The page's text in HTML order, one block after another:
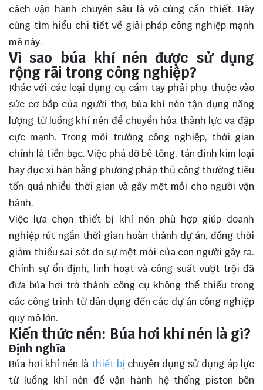
cách vận hành chuyên sâu là vô cùng cần thiết. Hãy
cùng tìm hiểu chi tiết về giải pháp công nghiệp mạnh
mẽ này.
Vì sao búa khí nén được sử dụng
rộng rãi trong công nghiệp?
Khác với các loại dụng cụ cầm tay phải phụ thuộc vào
sức cơ bắp của người thợ, búa khí nén tận dụng năng
lượng từ luồng khí nén để chuyển hóa thành lực va đập
cực mạnh. Trong môi trường công nghiệp, thời gian
chính là tiền bạc. Việc phá dỡ bê tông, tán đinh kim loại
hay đục xỉ hàn bằng phương pháp thủ công thường tiêu
tốn quá nhiều thời gian và gây mệt mỏi cho người vận
hành.
Việc lựa chọn thiết bị khí nén phù hợp giúp doanh
nghiệp rút ngắn thời gian hoàn thành dự án, đồng thời
giảm thiểu sai sót do sự mệt mỏi của con người gây ra.
Chính sự ổn định, linh hoạt và công suất vượt trội đã
đưa búa hơi trở thành công cụ không thể thiếu trong
các công trình từ dân dụng đến các dự án công nghiệp
quy mô lớn.
Kiến thức nền: Búa hơi khí nén là gì?
Định nghĩa
Búa hơi khí nén làthiết bị chuyên dụng sử dụng áp lực
từ luồng khí nén để vận hành hệ thống piston bên